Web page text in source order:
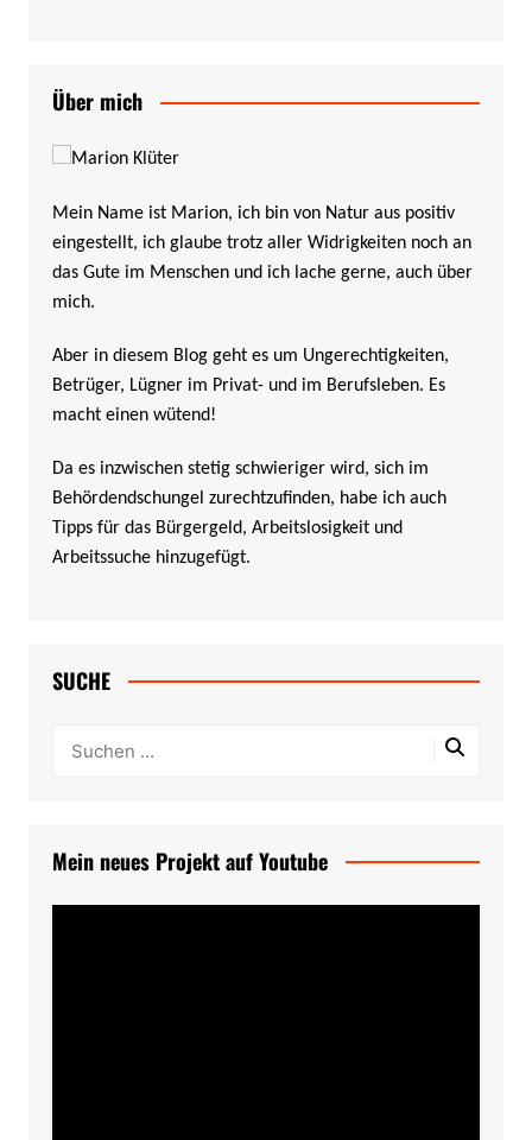
Über mich
Mein Name ist Marion, ich bin von Natur aus positiv
eingestellt, ich glaube trotz aller Widrigkeiten noch an
das Gute im Menschen und ich lache gerne, auch über
mich.
Aber in diesem Blog geht es um Ungerechtigkeiten,
Betrüger, Lügner im Privat- und im Berufsleben. Es
macht einen wütend!
Da es inzwischen stetig schwieriger wird, sich im
Behördendschungel zurechtzufinden, habe ich auch
Tipps für das Bürgergeld, Arbeitslosigkeit und
Arbeitssuche hinzugefügt.
SUCHE
Mein neues Projekt auf Youtube